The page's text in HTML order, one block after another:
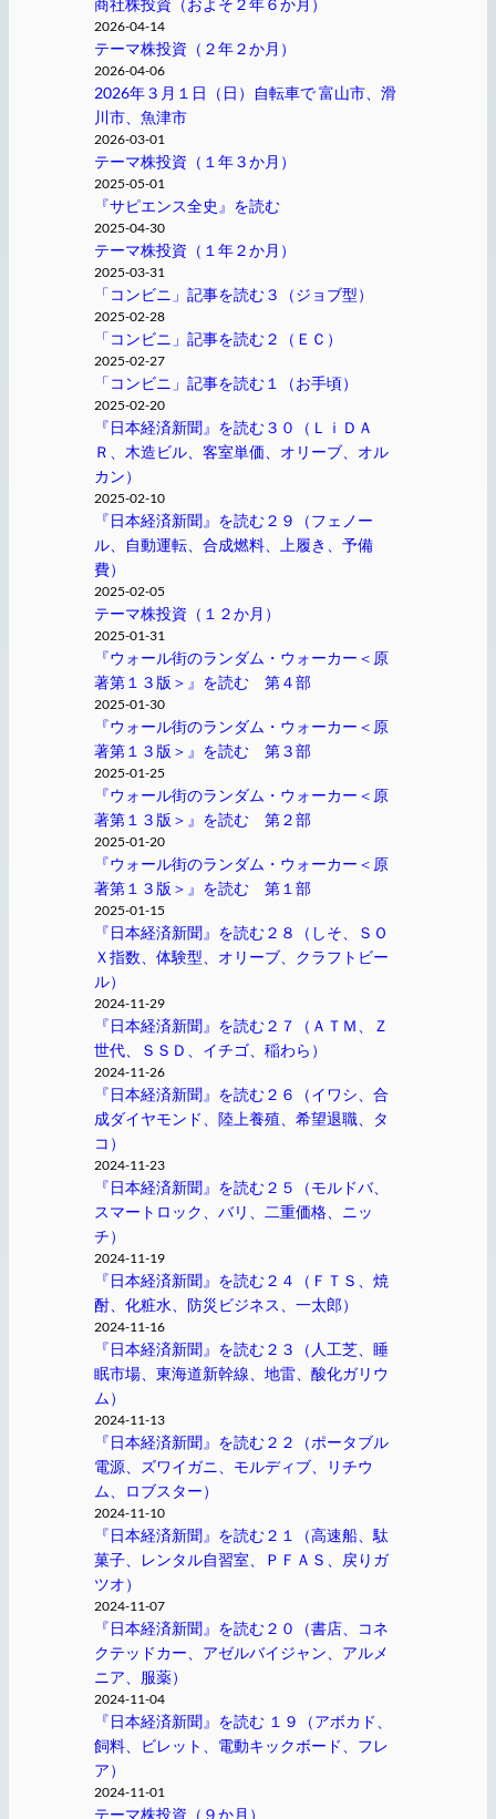
商社株投資（およそ２年６か月）
2026-04-14
テーマ株投資（２年２か月）
2026-04-06
2026年３月１日（日）自転車で 富山市、滑
川市、魚津市
2026-03-01
テーマ株投資（１年３か月）
2025-05-01
『サピエンス全史』を読む
2025-04-30
テーマ株投資（１年２か月）
2025-03-31
「コンビニ」記事を読む３（ジョブ型）
2025-02-28
「コンビニ」記事を読む２（ＥＣ）
2025-02-27
「コンビニ」記事を読む１（お手頃）
2025-02-20
『日本経済新聞』を読む３０（ＬｉＤＡ
Ｒ、木造ビル、客室単価、オリーブ、オル
カン）
2025-02-10
『日本経済新聞』を読む２９（フェノー
ル、自動運転、合成燃料、上履き、予備
費）
2025-02-05
テーマ株投資（１２か月）
2025-01-31
『ウォール街のランダム・ウォーカー＜原
著第１３版＞』を読む 第４部
2025-01-30
『ウォール街のランダム・ウォーカー＜原
著第１３版＞』を読む 第３部
2025-01-25
『ウォール街のランダム・ウォーカー＜原
著第１３版＞』を読む 第２部
2025-01-20
『ウォール街のランダム・ウォーカー＜原
著第１３版＞』を読む 第１部
2025-01-15
『日本経済新聞』を読む２８（しそ、ＳＯ
Ｘ指数、体験型、オリーブ、クラフトビー
ル）
2024-11-29
『日本経済新聞』を読む２７（ＡＴＭ、Ｚ
世代、ＳＳＤ、イチゴ、稲わら）
2024-11-26
『日本経済新聞』を読む２６（イワシ、合
成ダイヤモンド、陸上養殖、希望退職、タ
コ）
2024-11-23
『日本経済新聞』を読む２５（モルドバ、
スマートロック、バリ、二重価格、ニッ
チ）
2024-11-19
『日本経済新聞』を読む２４（ＦＴＳ、焼
酎、化粧水、防災ビジネス、一太郎）
2024-11-16
『日本経済新聞』を読む２３（人工芝、睡
眠市場、東海道新幹線、地雷、酸化ガリウ
ム）
2024-11-13
『日本経済新聞』を読む２２（ポータブル
電源、ズワイガニ、モルディブ、リチウ
ム、ロブスター）
2024-11-10
『日本経済新聞』を読む２１（高速船、駄
菓子、レンタル自習室、ＰＦＡＳ、戻りガ
ツオ）
2024-11-07
『日本経済新聞』を読む２０（書店、コネ
クテッドカー、アゼルバイジャン、アルメ
ニア、服薬）
2024-11-04
『日本経済新聞』を読む １９（アボカド、
飼料、ビレット、電動キックボード、フレ
ア）
2024-11-01
テーマ株投資（９か月）